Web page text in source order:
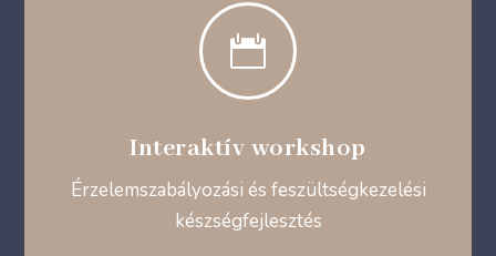

Interaktív workshop
Érzelemszabályozási és feszültségkezelési
készségfejlesztés